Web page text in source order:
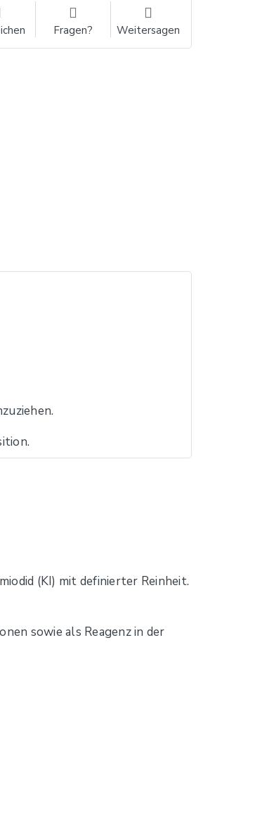
Fragen? Weitersagen
(KI) mit definierter Reinheit.
sowie als Reagenz in der